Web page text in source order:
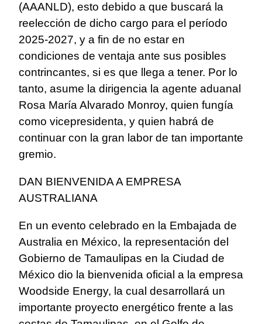
(AAANLD), esto debido a que buscará la
reelección de dicho cargo para el período
2025-2027, y a fin de no estar en
condiciones de ventaja ante sus posibles
contrincantes, si es que llega a tener. Por lo
tanto, asume la dirigencia la agente aduanal
Rosa María Alvarado Monroy, quien fungía
como vicepresidenta, y quien habrá de
continuar con la gran labor de tan importante
gremio.
DAN BIENVENIDA A EMPRESA
AUSTRALIANA
En un evento celebrado en la Embajada de
Australia en México, la representación del
Gobierno de Tamaulipas en la Ciudad de
México dio la bienvenida oficial a la empresa
Woodside Energy, la cual desarrollará un
importante proyecto energético frente a las